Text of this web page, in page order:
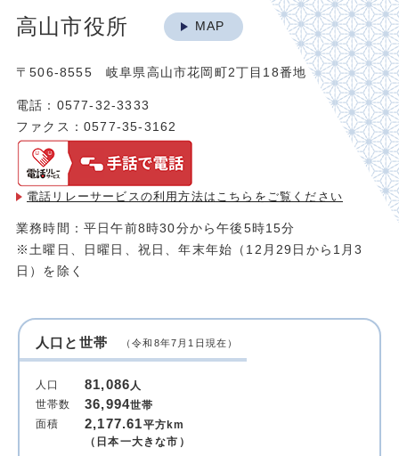
高山市役所 MAP
〒506-8555 岐阜県高山市花岡町2丁目18番地
電話：0577-32-3333
ファクス：0577-35-3162
電話リレーサービスの利用方法は こちらをご覧ください
業務時間：平日午前8時30分から午後5時15分
※土曜日、日曜日、祝日、年末年始（12月29日から1月3
日）を除く
人口と世帯 （令和8年7月1日現在）
人口 81,086人
世帯数
36,994世帯
面積
2,177.61平方km
（日本一大きな市）